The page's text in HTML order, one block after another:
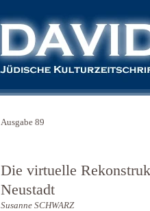
Ausgabe 89
Die virtuelle
Neustadt
Susanne SCHWARZ